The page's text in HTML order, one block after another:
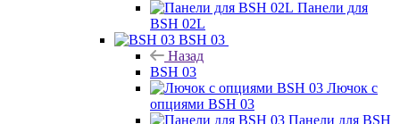
Панели для
BSH 02L
BSH 03
Назад
BSH 03
Лючок с
опциями BSH 03
Панели для BSH